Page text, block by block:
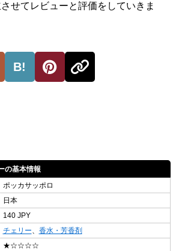
せてレビューと評価をしていきま
B!
の基本情報
ポッカサッポロ
日本
140 JPY
チェリー、 香水・芳香剤
★☆☆☆☆